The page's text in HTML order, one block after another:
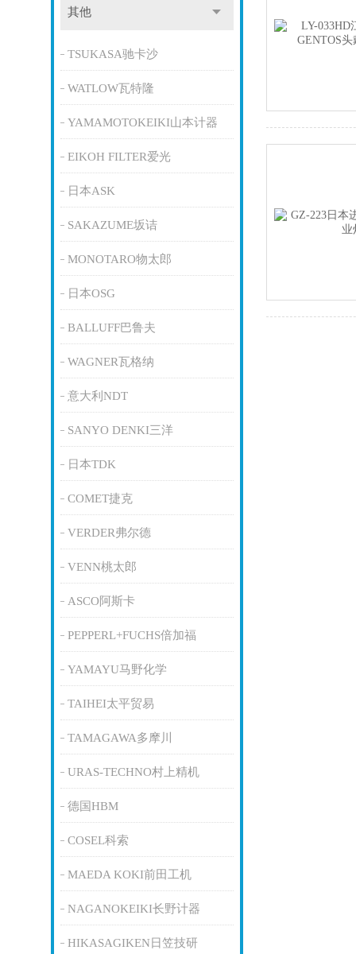
其他
TSUKASA驰卡沙
WATLOW瓦特隆
YAMAMOTOKEIKI山本计器
EIKOH FILTER爱光
日本ASK
SAKAZUME坂诘
MONOTARO物太郎
日本OSG
BALLUFF巴鲁夫
WAGNER瓦格纳
意大利NDT
SANYO DENKI三洋
日本TDK
COMET捷克
VERDER弗尔德
VENN桃太郎
ASCO阿斯卡
PEPPERL+FUCHS倍加福
YAMAYU马野化学
TAIHEI太平贸易
TAMAGAWA多摩川
URAS-TECHNO村上精机
德国HBM
COSEL科索
MAEDA KOKI前田工机
NAGANOKEIKI长野计器
HIKASAGIKEN日笠技研